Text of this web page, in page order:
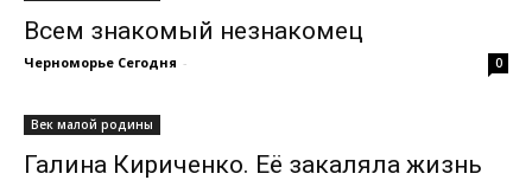
Всем знакомый незнакомец
Черноморье Сегодня - 0
Век малой родины
Галина Кириченко. Её закаляла жизнь